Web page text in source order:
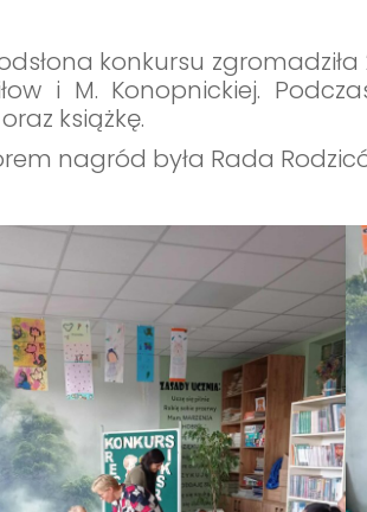
konkursu
i M. Konopnickiej.
książkę.
nagród była Rada